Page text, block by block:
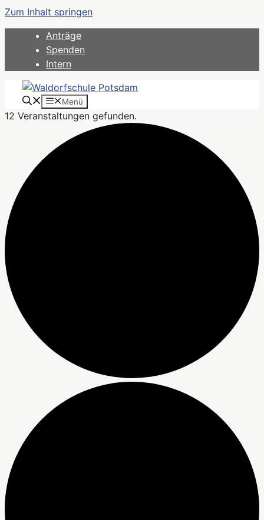
Zum Inhalt springen
Anträge
Spenden
Intern
Menü
12 Veranstaltungen gefunden.